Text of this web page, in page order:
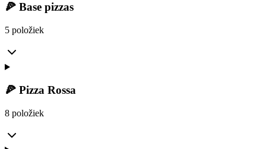
🍕 Base pizzas
5 položiek
🍕 Pizza Rossa
8 položiek